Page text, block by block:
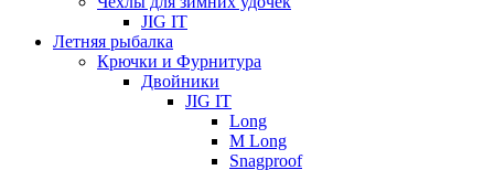
JIG IT
Летняя рыбалка
Крючки и Фурнитура
Двойники
JIG IT
Long
M Long
Snagproof